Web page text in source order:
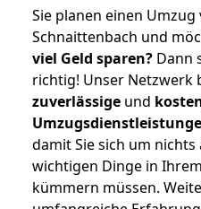
Sie planen einen
Schnaittenbach und
viel Geld sparen? Dann
richtig! Unser Netzwerk
zuverlässige und
damit Sie sich um nichts
wichtigen Dinge in
kümmern müssen.